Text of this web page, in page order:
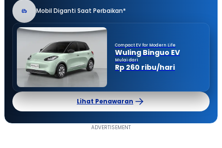
Mobil Diganti Saat Perbaikan*
Compact EV for Modern Life
Wuling Binguo EV
Mulai dari
Rp 260 ribu/hari
Lihat Penawaran